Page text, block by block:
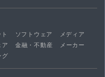
ソフトウェア
メディア
金融・不動産
メーカー
グ